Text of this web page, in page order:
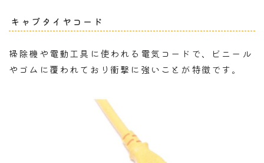
キャブタイヤコード
掃除機や電動工具に使われる電気コードで、ビニール
やゴムに覆われており衝撃に強いことが特徴です。